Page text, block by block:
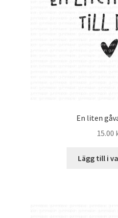
En liten
15.00
Lägg till i